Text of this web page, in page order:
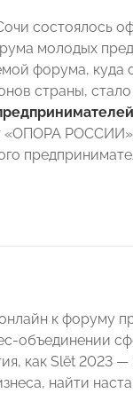
состоялось
молодых
форума, куда
страны, стало
«ОПОРА РОССИИ»
к форуму
объединении
как Slёt 2023
найти